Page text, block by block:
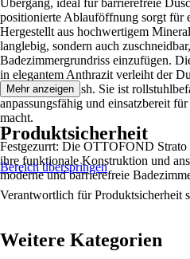
Übergang, ideal für barrierefreie
positionierte Ablauföffnung sorgt für
Hergestellt aus hochwertigem
langlebig, sondern auch
Badezimmergrundriss einzufügen.
in elegantem Anthrazit verleiht der
rutschfestes Finish. Sie ist
anpassungsfähig und einsatzbereit
macht.
Festgezurrt: Die OTTOFOND Strato
ihre funktionale Konstruktion und
moderne und barrierefreie
Mehr anzeigen
Produktsicherheit
Bereich überspringen
Verantwortlich für Produktsicherheit
Weitere Kategorien